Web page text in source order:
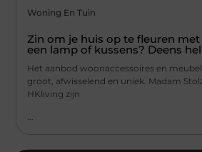
Woning En Tuin
Zin om je huis op te fleuren
een lamp of kussens? Deens
Het aanbod woonaccessoires en
groot, afwisselend en uniek. Madam
HKliving zijn
...